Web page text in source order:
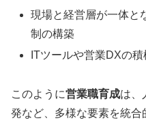
現場と経営層が一体と
制の構築
ITツールや営業DXの
このように営業職育成は、
発など、多様な要素を統